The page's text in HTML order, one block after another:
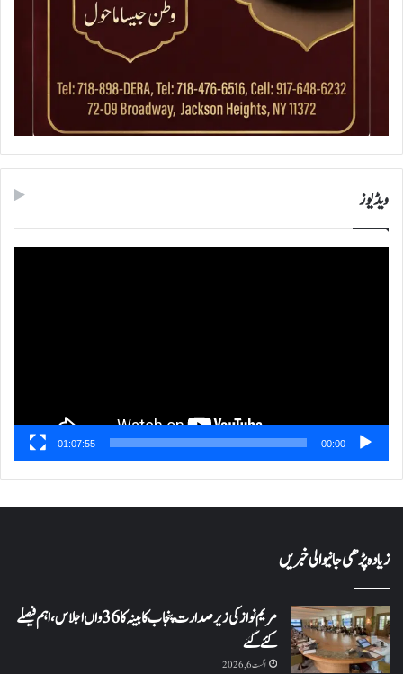
ویڈیوز
00:00
01:07:55
زیادہ پڑھی جانیوالی خبریں
مریم نواز کی زیر صدارت پنجاب کابینہ کا 36واں اجلاس،اہم فیصلے
کئے گئے
اگست 6, 2026